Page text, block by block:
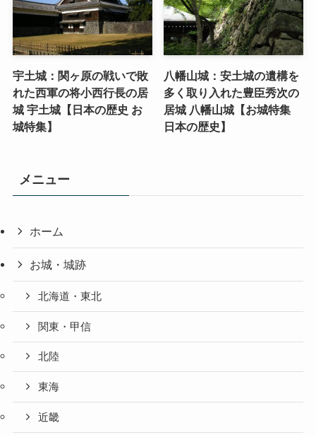
宇土城：関ヶ原の戦いで敗
れた西軍の将小西行長の居
城 宇土城【日本の歴史 お
城特集】
八幡山城：安土城の遺構を
多く取り入れた豊臣秀次の
居城 八幡山城【お城特集
日本の歴史】
メニュー
ホーム
お城・城跡
北海道・東北
関東・甲信
北陸
東海
近畿